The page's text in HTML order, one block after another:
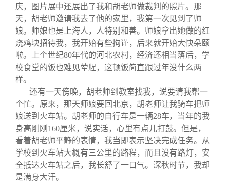
庆，图片展中还展出了我和胡老师做裁判的照片。那
天，胡老师邀请我去了他的家里，我第一次见到了师
娘。师娘也是上海人，人特别和善。师娘拿出她做的红
烧鸡块招待我，我开始有些拘谨，后来就开始大快朵颐
啦。上个世纪80年代的河北农村，经济还相当落后，学
校食堂的饭也难见荤腥，这顿饭简直跟过年没什么两
样。
还有一天傍晚，胡老师到教室找我，说要请我帮一
个忙。原来，那天师娘要回北京，胡老师让我骑车把师
娘送到火车站。胡老师的自行车是一辆28车，当年的我
身高刚刚160厘米，说实话，心里有点儿打鼓。但是，
看着胡老师平静的表情，我当即表示坚决完成任务。从
学校到火车站大概有三公里的路程，而且没有路灯，安
全抵达火车站之后，我长舒了一口气。深秋时节，我却
是满身大汗。